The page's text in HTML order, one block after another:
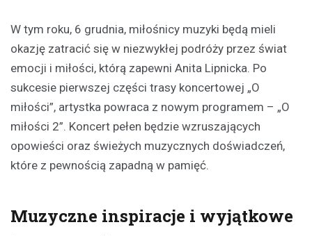
W tym roku, 6 grudnia, miłośnicy muzyki będą mieli
okazję zatracić się w niezwykłej podróży przez świat
emocji i miłości, którą zapewni Anita Lipnicka. Po
sukcesie pierwszej części trasy koncertowej „O
miłości”, artystka powraca z nowym programem – „O
miłości 2”. Koncert pełen będzie wzruszających
opowieści oraz świeżych muzycznych doświadczeń,
które z pewnością zapadną w pamięć.
Muzyczne inspiracje i wyjątkowe